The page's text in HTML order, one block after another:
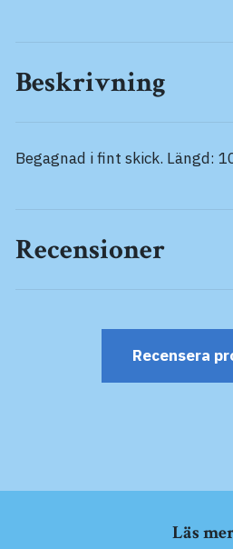
Beskrivning
Begagnad i fint skick. Längd:
Recensioner
Recensera
Läs